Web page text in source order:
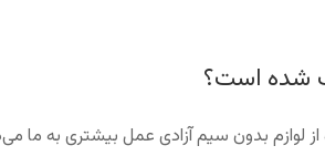
شده است؟
لوازم بدون سیم آزادی عمل بیشتری به